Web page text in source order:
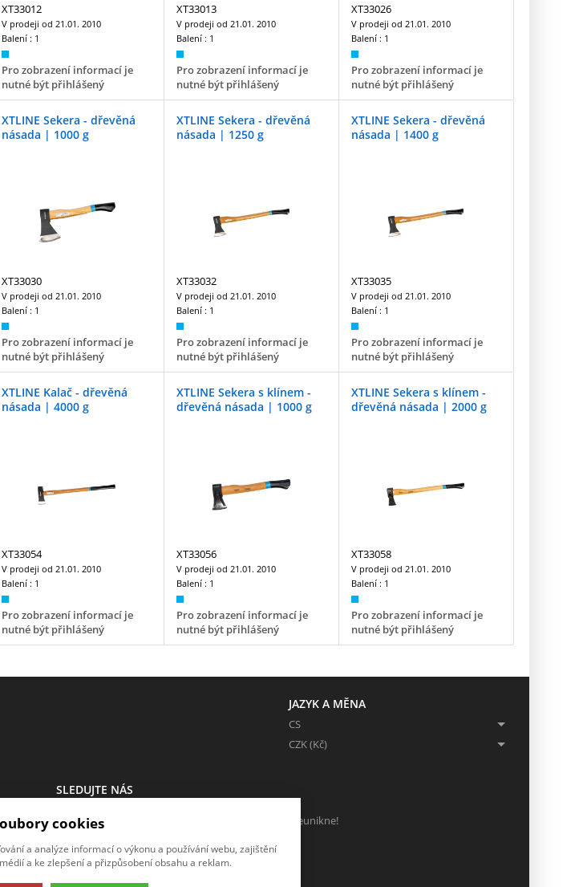
XT33012
V prodeji od 21.01. 2010
Balení : 1
Pro zobrazení informací je
nutné být přihlášený
XT33013
V prodeji od 21.01. 2010
Balení : 1
Pro zobrazení informací je
nutné být přihlášený
XT33026
V prodeji od 21.01. 2010
Balení : 1
Pro zobrazení informací je
nutné být přihlášený
XTLINE Sekera - dřevěná
násada | 1000 g
XT33030
V prodeji od21.01. 2010
Balení : 1
Pro zobrazení informací je
nutné být přihlášený
XTLINE Sekera - dřevěná
násada | 1250 g
XT33032
V prodeji od 21.01. 2010
Balení : 1
Pro zobrazení informací je
nutné být přihlášený
XTLINE Sekera - dřevěná
násada | 1400 g
XT33035
V prodeji od 21.01. 2010
Balení : 1
Pro zobrazení informací je
nutné být přihlášený
XTLINE Kalač - dřevěná
násada | 4000 g
XT33054
V prodeji od 21.01. 2010
Balení : 1
Pro zobrazení informací je
nutné být přihlášený
XTLINE Sekera s klínem -
dřevěná násada | 1000 g
XT33056
V prodeji od 21.01. 2010
Balení : 1
Pro zobrazení informací je
nutné být přihlášený
XTLINE Sekera s klínem -
dřevěná násada | 2000 g
XT33058
V prodeji od 21.01. 2010
Balení : 1
Pro zobrazení informací je
nutné být přihlášený
JAZYK A MĚNA
CS
CZK (Kč)
SLEDUJTE NÁS
Sledujte nás na všech sociálních sítích, ať Vám nic neunikne!
cookies
a analýze informací o výkonu a používání webu, zajištění
a ke zlepšení a přizpůsobení obsahu a reklam.